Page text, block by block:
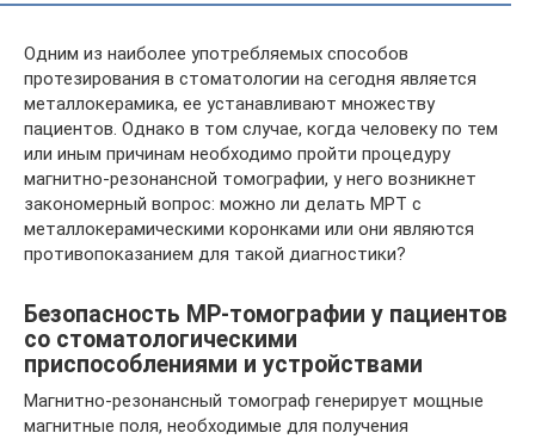
Одним из наиболее употребляемых способов
протезирования в стоматологии на сегодня является
металлокерамика, ее устанавливают множеству
пациентов. Однако в том случае, когда человеку по тем
или иным причинам необходимо пройти процедуру
магнитно-резонансной томографии, у него возникнет
закономерный вопрос: можно ли делать МРТ с
металлокерамическими коронками или они являются
противопоказанием для такой диагностики?
Безопасность МР-томографии у пациентов
со стоматологическими
приспособлениями и устройствами
Магнитно-резонансный томограф генерирует мощные
магнитные поля, необходимые для получения